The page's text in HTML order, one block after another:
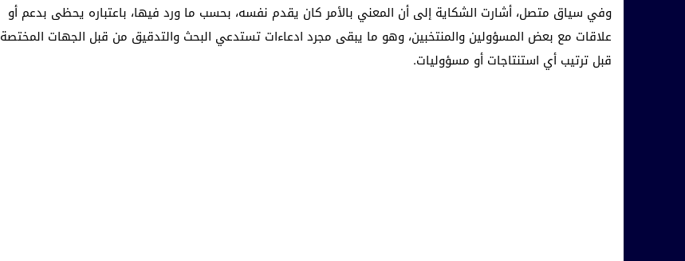
وفي سياق متصل، أشارت الشكاية إلى أن المعني بالأمر كان يقدم نفسه، بحسب ما ورد فيها، باعتباره يحظى بدعم أو
علاقات مع بعض المسؤولين والمنتخبين، وهو ما يبقى مجرد ادعاءات تستدعي البحث والتدقيق من قبل الجهات المختصة
قبل ترتيب أي استنتاجات أو مسؤوليات.